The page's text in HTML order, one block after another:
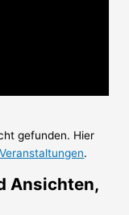
gefunden. Hier
.
Ansichten,